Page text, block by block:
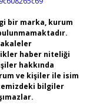
bir marka, kurum
haber niteliği
hakkında
ve kişiler ile isim
bilgiler